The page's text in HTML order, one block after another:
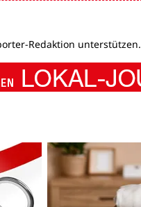
Redaktion unterstützen.